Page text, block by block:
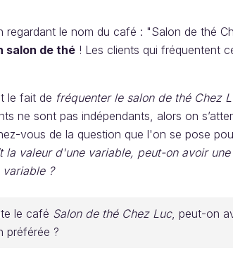
le nom du café : "Salon de thé
salon de thé ! Les clients qui fréquentent
le fait de fréquenter le salon de thé Chez
ne sont pas indépendants, alors on
vous de la question que l'on se pose
la valeur d'une variable, peut-on avoir
?
le café Salon de thé Chez Luc, peut-on
préférée ?